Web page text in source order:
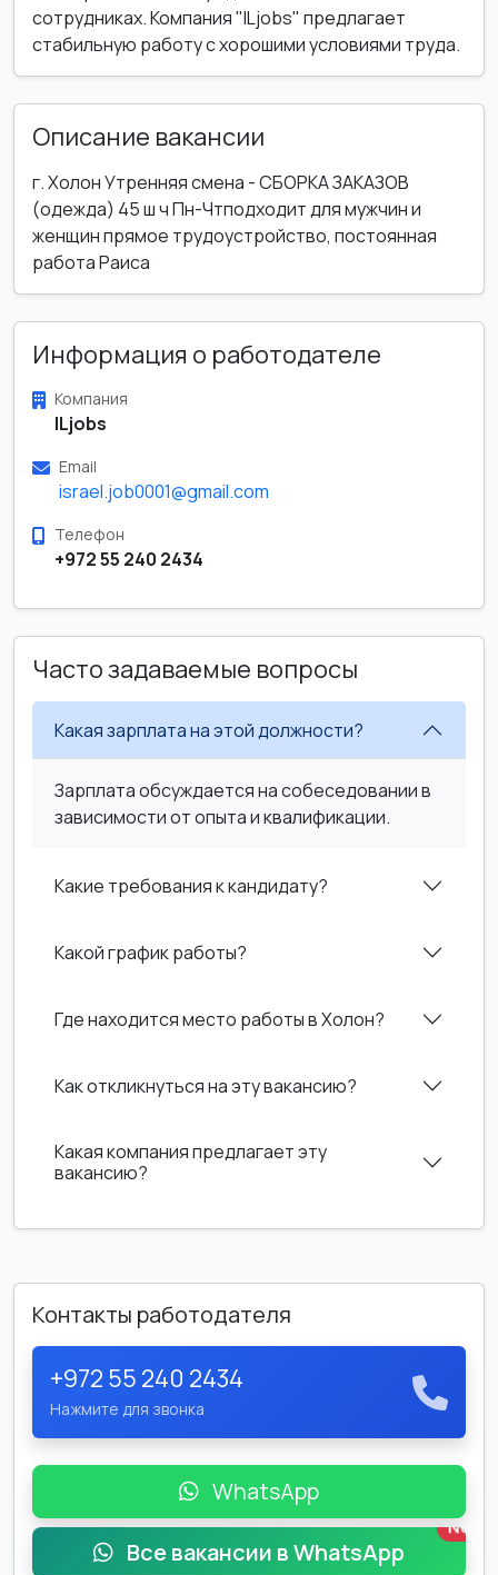
сотрудниках. Компания "ILjobs" предлагает
стабильную работу с хорошими условиями труда.
Описание вакансии
г. Холон Утренняя смена - СБОРКА ЗАКАЗОВ
(одежда) 45 ш ч Пн-Чтподходит для мужчин и
женщин прямое трудоустройство, постоянная
работа Раиса
Информация о работодателе
Компания
ILjobs
Email
israel.job0001@gmail.com
Телефон
+972 55 240 2434
Часто задаваемые вопросы
Какая зарплата на этой должности?
Зарплата обсуждается на собеседовании в
зависимости от опыта и квалификации.
Какие требования к кандидату?
Какой график работы?
Где находится место работы в Холон?
Как откликнуться на эту вакансию?
Какая компания предлагает эту
вакансию?
Контакты работодателя
+972 55 240 2434
Нажмите для звонка
WhatsApp
Все вакансии в WhatsApp
New